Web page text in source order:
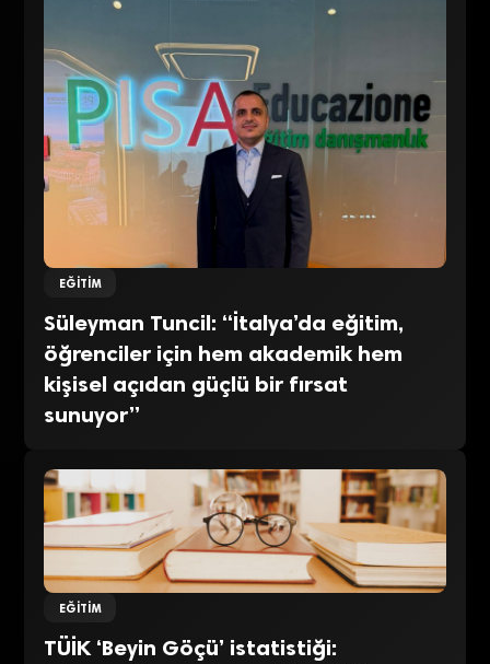
EĞITIM
Süleyman Tuncil: “İtalya’da eğitim,
öğrenciler için hem akademik hem
kişisel açıdan güçlü bir fırsat
sunuyor”
EĞITIM
TÜİK ‘Beyin Göçü’ istatistiği: